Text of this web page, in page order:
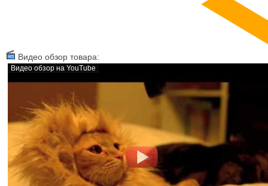
Видео обзор товара:
Видео обзор на YouTube